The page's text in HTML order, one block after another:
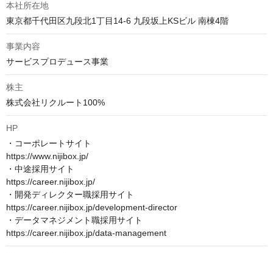
本社所在地
東京都千代田区九段北1丁目14-6 九段坂上KSビル 南棟4階
事業内容
サービスプロデュース事業
株主
株式会社リクルート100%
HP
・コーポレートサイト
https://www.nijibox.jp/
・中途採用サイト
https://career.nijibox.jp/
・開発ディレクター職採用サイト
https://career.nijibox.jp/development-director
・データマネジメント職採用サイト
https://career.nijibox.jp/data-management